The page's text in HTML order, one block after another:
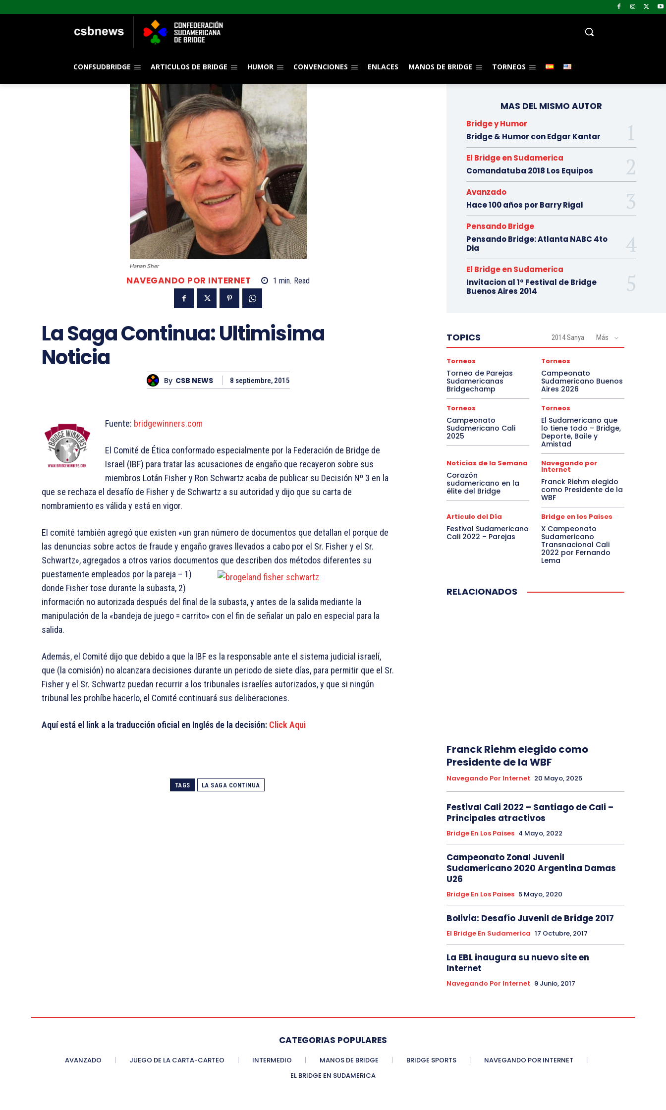
CONFSUDBRIDGE ARTICULOS DE BRIDGE HUMOR CONVENCIONES ENLACES MANOS DE BRIDGE TORNEOS
Hanan Sher
NAVEGANDO POR INTERNET 1 min. Read
La Saga Continua: Ultimisima
Noticia
By CSB NEWS 8 septiembre, 2015
Fuente: bridgewinners.com
El Comité de Ética conformado especialmente por la Federación de Bridge de
Israel (IBF) para tratar las acusaciones de engaño que recayeron sobre sus
miembros Lotán Fisher y Ron Schwartz acaba de publicar su Decisión Nº 3 en la
que se rechaza el desafío de Fisher y de Schwartz a su autoridad y dijo que su carta de
nombramiento es válida y está en vigor.
El comité también agregó que existen «un gran número de documentos que detallan el porque de
las denuncias sobre actos de fraude y engaño graves llevados a cabo por el Sr. Fisher y el Sr.
Schwartz», agregados a otros varios documentos que describen dos métodos diferentes su
puestamente empleados por la pareja – 1)
donde Fisher tose durante la subasta, 2)
información no autorizada después del final de la subasta, y antes de la salida mediante la
manipulación de la «bandeja de juego = carrito» con el fin de señalar un palo en especial para la
salida.
Además, el Comité dijo que debido a que la IBF es la responsable ante el sistema judicial israelí,
que (la comisión) no alcanzara decisiones durante un periodo de siete días, para permitir que el Sr.
Fisher y el Sr. Schwartz puedan recurrir a los tribunales israelíes autorizados, y que si ningún
tribunal les prohíbe hacerlo, el Comité continuará sus deliberaciones.
Aquí está el link a la traducción oficial en Inglés de la decisión: Click Aqui
TAGS LA SAGA CONTINUA
MAS DEL MISMO AUTOR
Bridge y Humor
Bridge & Humor con Edgar Kantar
El Bridge en Sudamerica
Comandatuba 2018 Los Equipos
Avanzado
Hace 100 años por Barry Rigal
Pensando Bridge
Pensando Bridge: Atlanta NABC 4to
Dia
El Bridge en Sudamerica
Invitacion al 1º Festival de Bridge
Buenos Aires 2014
TOPICS 2014 Sanya Más
Torneos
Torneo de Parejas
Sudamericanas
Bridgechamp
Torneos
Campeonato
Sudamericano Buenos
Aires 2026
Torneos
Campeonato
Sudamericano Cali
2025
Torneos
El Sudamericano que
lo tiene todo – Bridge,
Deporte, Baile y
Amistad
Noticias de la Semana
Corazón
sudamericano en la
élite del Bridge
Navegando por
Internet
Franck Riehm elegido
como Presidente de la
WBF
Articulo del Día
Festival Sudamericano
Cali 2022 – Parejas
Bridge en los Paises
X Campeonato
Sudamericano
Transnacional Cali
2022 por Fernando
Lema
RELACIONADOS
Franck Riehm elegido como
Presidente de la WBF
Navegando Por Internet 20 Mayo, 2025
Festival Cali 2022 – Santiago de Cali –
Principales atractivos
Bridge En Los Paises 4 Mayo, 2022
Campeonato Zonal Juvenil
Sudamericano 2020 Argentina Damas
U26
Bridge En Los Paises 5 Mayo, 2020
Bolivia: Desafío Juvenil de Bridge 2017
El Bridge En Sudamerica 17 Octubre, 2017
La EBL inaugura su nuevo site en
Internet
Navegando Por Internet 9 Junio, 2017
CATEGORIAS POPULARES
AVANZADO JUEGO DE LA CARTA-CARTEO INTERMEDIO MANOS DE BRIDGE BRIDGE SPORTS
NAVEGANDO POR INTERNET
EL BRIDGE EN SUDAMERICA